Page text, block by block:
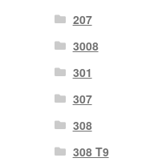
207
3008
301
307
308
308 T9